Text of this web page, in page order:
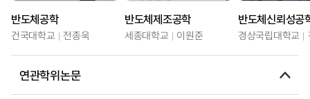
반도체공학
건국대학교 전종욱
반도체제조공학
세종대학교 이원준
반도체신뢰성공
경상국립대학교
연관학위논문